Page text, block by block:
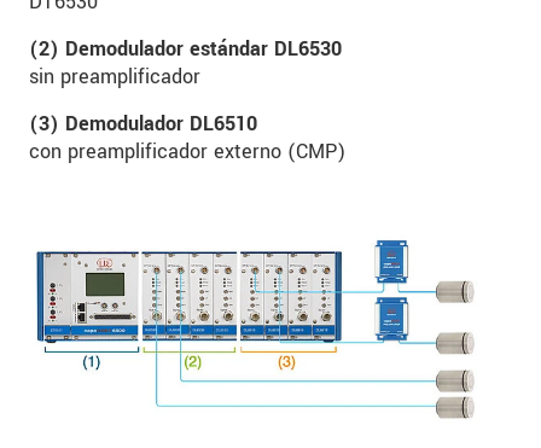
(2) Demodulador estándar DL6530
sin preamplificador
(3) Demodulador DL6510
con preamplificador externo (CMP)